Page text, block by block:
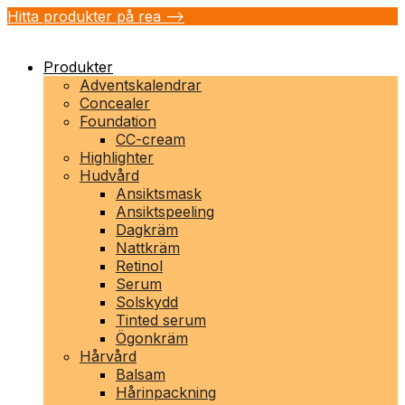
Hitta produkter på rea -->
Produkter
Adventskalendrar
Concealer
Foundation
CC-cream
Highlighter
Hudvård
Ansiktsmask
Ansiktspeeling
Dagkräm
Nattkräm
Retinol
Serum
Solskydd
Tinted serum
Ögonkräm
Hårvård
Balsam
Hårinpackning